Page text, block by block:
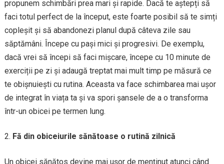
propunem schimbări prea mari și rapide. Dacă te aștepți să
faci totul perfect de la început, este foarte posibil să te simți
copleșit și să abandonezi planul după câteva zile sau
săptămâni. Începe cu pași mici și progresivi. De exemplu,
dacă vrei să începi să faci mișcare, începe cu 10 minute de
exerciții pe zi și adaugă treptat mai mult timp pe măsură ce
te obișnuiești cu rutina. Aceasta va face schimbarea mai ușor
de integrat în viața ta și va spori șansele de a o transforma
într-un obicei pe termen lung.
Fă din obiceiurile sănătoase o rutină zilnică
Un obicei sănătos devine mai ușor de menținut atunci când